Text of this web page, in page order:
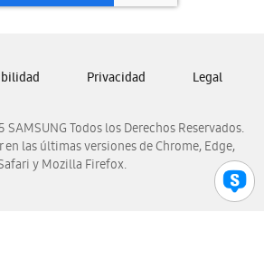
Samsung Panamá
Samsung Venezuela
Todos los Derechos Reservados.
en las últimas versiones de Chrome, Edge,
y Mozilla Firefox.
Privacidad Legal